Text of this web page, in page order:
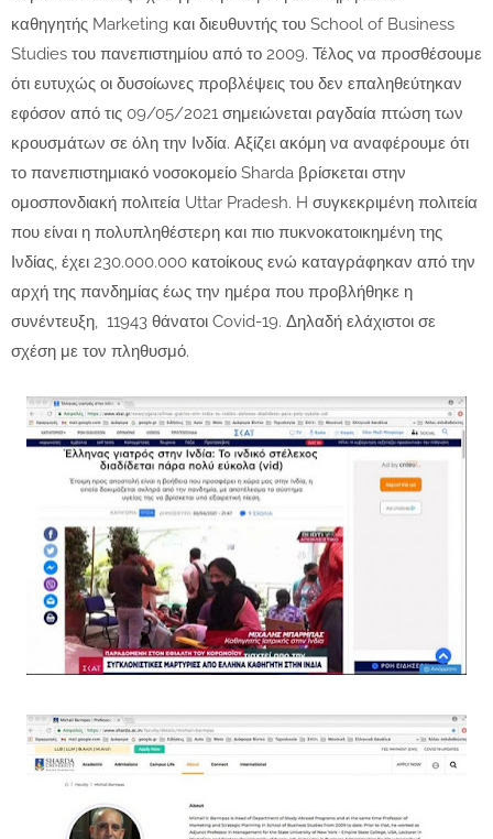
καθηγητής Marketing και διευθυντής του School of Business
Studies του πανεπιστημίου από το 2009. Τέλος να προσθέσουμε
ότι ευτυχώς οι δυσοίωνες προβλέψεις του δεν επαληθεύτηκαν
εφόσον από τις 09/05/2021 σημειώνεται ραγδαία πτώση των
κρουσμάτων σε όλη την Ινδία. Αξίζει ακόμη να αναφέρουμε ότι
το πανεπιστημιακό νοσοκομείο Sharda βρίσκεται στην
ομοσπονδιακή πολιτεία Uttar Pradesh. H συγκεκριμένη πολιτεία
που είναι η πολυπληθέστερη και πιο πυκνοκατοικημένη της
Ινδίας, έχει 230.000.000 κατοίκους ενώ καταγράφηκαν από την
αρχή της πανδημίας έως την ημέρα που προβλήθηκε η
συνέντευξη, 11943 θάνατοι Covid-19. Δηλαδή ελάχιστοι σε
σχέση με τον πληθυσμό.